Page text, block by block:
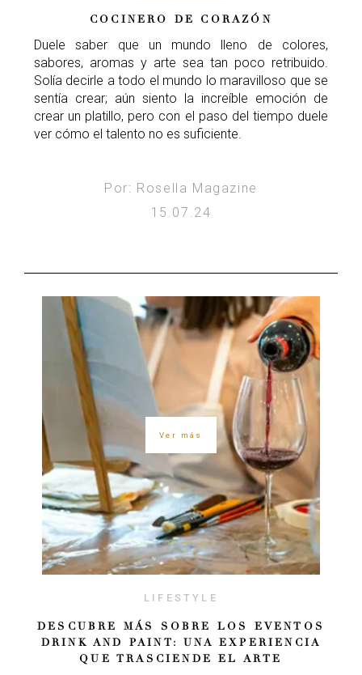
COCINERO DE CORAZÓN
Duele saber que un mundo lleno de colores,
sabores, aromas y arte sea tan poco retribuido.
Solía decirle a todo el mundo lo maravilloso que se
sentía crear; aún siento la increíble emoción de
crear un platillo, pero con el paso del tiempo duele
ver cómo el talento no es suficiente.
Por: Rosella Magazine
15.07.24
Ver más
LIFESTYLE
DESCUBRE MÁS SOBRE LOS EVENTOS
DRINK AND PAINT: UNA EXPERIENCIA
QUE TRASCIENDE EL ARTE